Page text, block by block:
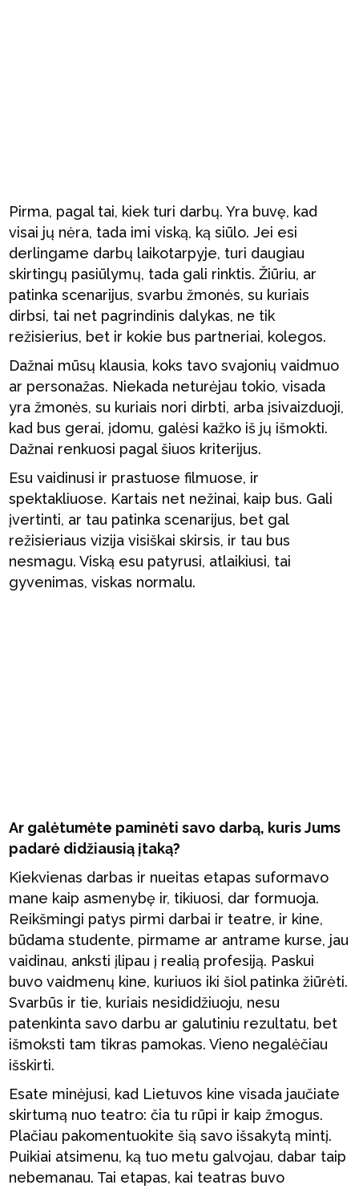
Pirma, pagal tai, kiek turi darbų. Yra buvę, kad
visai jų nėra, tada imi viską, ką siūlo. Jei esi
derlingame darbų laikotarpyje, turi daugiau
skirtingų pasiūlymų, tada gali rinktis. Žiūriu, ar
patinka scenarijus, svarbu žmonės, su kuriais
dirbsi, tai net pagrindinis dalykas, ne tik
režisierius, bet ir kokie bus partneriai, kolegos.
Dažnai mūsų klausia, koks tavo svajonių vaidmuo
ar personažas. Niekada neturėjau tokio, visada
yra žmonės, su kuriais nori dirbti, arba įsivaizduoji,
kad bus gerai, įdomu, galėsi kažko iš jų išmokti.
Dažnai renkuosi pagal šiuos kriterijus.
Esu vaidinusi ir prastuose filmuose, ir
spektakliuose. Kartais net nežinai, kaip bus. Gali
įvertinti, ar tau patinka scenarijus, bet gal
režisieriaus vizija visiškai skirsis, ir tau bus
nesmagu. Viską esu patyrusi, atlaikiusi, tai
gyvenimas, viskas normalu.
Ar galėtumėte paminėti savo darbą, kuris Jums
padarė didžiausią įtaką?
Kiekvienas darbas ir nueitas etapas suformavo
mane kaip asmenybę ir, tikiuosi, dar formuoja.
Reikšmingi patys pirmi darbai ir teatre, ir kine,
būdama studente, pirmame ar antrame kurse, jau
vaidinau, anksti įlipau į realią profesiją. Paskui
buvo vaidmenų kine, kuriuos iki šiol patinka žiūrėti.
Svarbūs ir tie, kuriais nesididžiuoju, nesu
patenkinta savo darbu ar galutiniu rezultatu, bet
išmoksti tam tikras pamokas. Vieno negalėčiau
išskirti.
Esate minėjusi, kad Lietuvos kine visada jaučiate
skirtumą nuo teatro: čia tu rūpi ir kaip žmogus.
Plačiau pakomentuokite šią savo išsakytą mintį.
Puikiai atsimenu, ką tuo metu galvojau, dabar taip
nebemanau. Tai etapas, kai teatras buvo